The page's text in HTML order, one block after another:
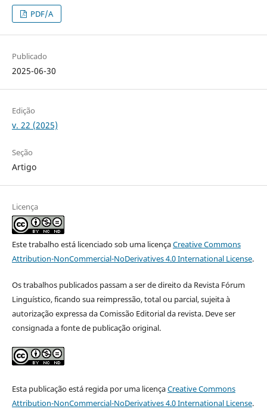
PDF/A
Publicado
2025-06-30
Edição
v. 22 (2025)
Seção
Artigo
Licença
Este trabalho está licenciado sob uma licençaCreative Commons
Attribution-NonCommercial-NoDerivatives 4.0 International License.
Os trabalhos publicados passam a ser de direito da Revista Fórum
Linguístico, ficando sua reimpressão, total ou parcial, sujeita à
autorização expressa da Comissão Editorial da revista. Deve ser
consignada a fonte de publicação original.
Esta publicação está regida por uma licençaCreative Commons
Attribution-NonCommercial-NoDerivatives 4.0 International License.